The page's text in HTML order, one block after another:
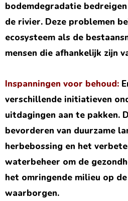
bodemdegradatie
de rivier. Deze problemen
ecosysteem als de
mensen die afhankelijk zijn
Inspanningen voor behoud:
verschillende initiatieven
uitdagingen aan te pakken.
bevorderen van duurzame
herbebossing en het
waterbeheer om de
het omringende milieu op
waarborgen.